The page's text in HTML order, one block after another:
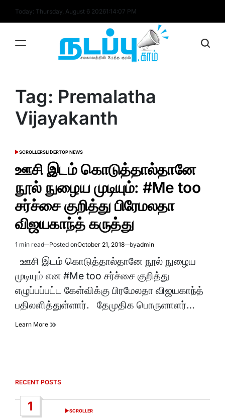
Today: Thursday, August 6 20261:14:07 PM
Tag: Premalatha
Vijayakanth
POSTED
SCROLLERSLIDERTOP NEWS
ஊசி இடம் கொடுத்தால்தானே
நூல் நுழைய முடியும்: #Me too
சர்ச்சை குறித்து பிரேமலதா
விஜயகாந்த் கருத்து
Estimated
time
1 min read Posted onOctober 21, 2018 byadmin
ஊசி இடம் கொடுத்தால்தானே நூல் நுழைய
முடியும் என #Me too சர்ச்சை குறித்து
எழுப்பப்பட்ட கேள்விக்கு பிரமேலதா விஜயகாந்த்
பதிலளித்துள்ளார். தேமுதிக பொருளாளர்…
Learn More
RECENT POSTS
1
POSTED
SCROLLER